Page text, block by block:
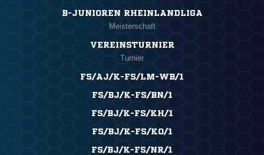
B-JUNIOREN RHEINLANDLIGA
Meisterschaft
VEREINSTURNIER
Turnier
FS/AJ/K-FS/LM-WB/1
FS/BJ/K-FS/BN/1
FS/BJ/K-FS/KH/1
FS/BJ/K-FS/KO/1
FS/BJ/K-FS/NR/1